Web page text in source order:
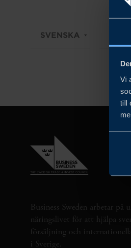
Vi
till
SVENSKA
Business Sweden arbetar på
näringslivet för att hjälpa
försäljning och
i Sverige.